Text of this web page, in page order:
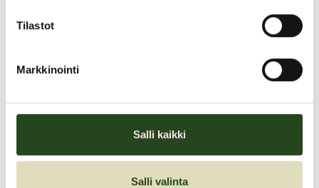
Tilastot
Markkinointi
Salli kaikki
Salli valinta
Kuukauden annos
Helmikuun tunnelmia: Ulkona kylmää, sisällä lämmintä!